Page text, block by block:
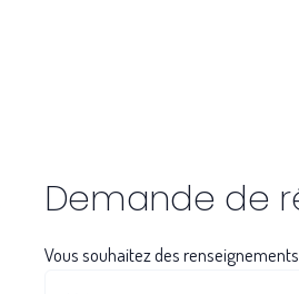
Demande de
Vous souhaitez des